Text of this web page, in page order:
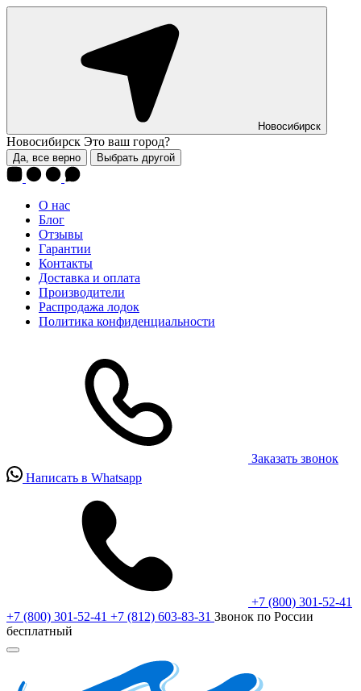
Новосибирск
Новосибирск Это ваш город?
Да, все верно Выбрать другой
О нас
Блог
Отзывы
Гарантии
Контакты
Доставка и оплата
Производители
Распродажа лодок
Политика конфиденциальности
Заказать звонок
Написать в Whatsapp
+7 (800) 301-52-41
+7 (800) 301-52-41 +7 (812) 603-83-31 Звонок по России
бесплатный